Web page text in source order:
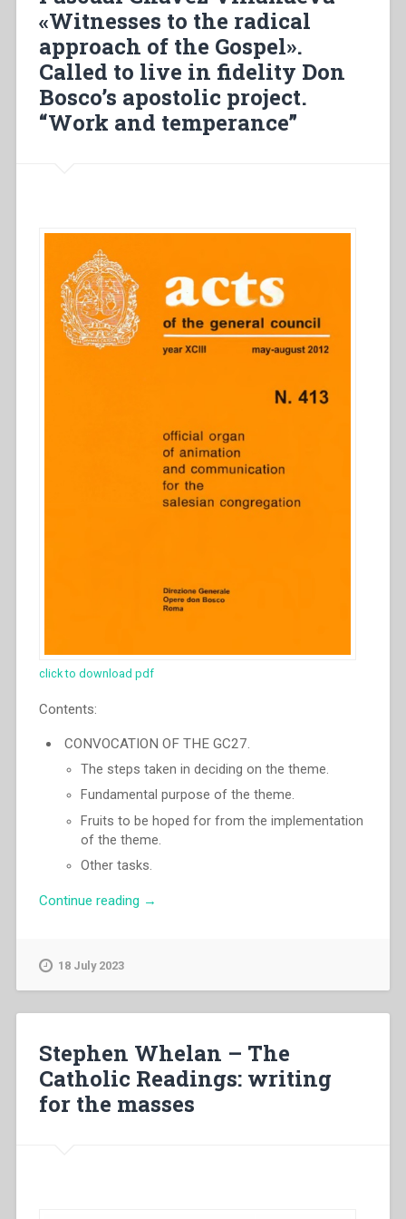
spiritualità
della
vita
comunitaria”
«Witnesses to the radical
approach of the Gospel».
Called to live in fidelity Don
Bosco’s apostolic project.
“Work and temperance”
click to download pdf
Contents:
CONVOCATION OF THE GC27.
The steps taken in deciding on the theme.
Fundamental purpose of the theme.
Fruits to be hoped for from the implementation
of the theme.
Other tasks.
Continue reading “Pascual
approach
of
the
→
18 July 2023
Stephen Whelan – The
Catholic Readings: writing
for the masses